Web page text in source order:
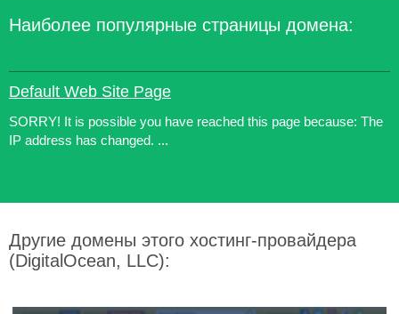
Наиболее популярные страницы домена:
Default Web Site Page
SORRY! It is possible you have reached this page because: The
IP address has changed. ...
Другие домены этого хостинг-провайдера
(DigitalOcean, LLC):